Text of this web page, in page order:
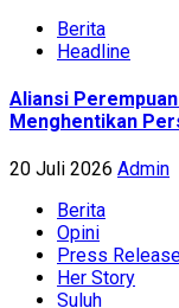
Berita
Headline
Aliansi
Menghentikan
20 Juli 2026 Admin
Berita
Opini
Press
Her Story
Suluh